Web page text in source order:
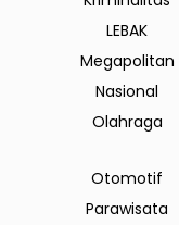
LEBAK
Megapolitan
Nasional
Olahraga
Otomotif
Parawisata